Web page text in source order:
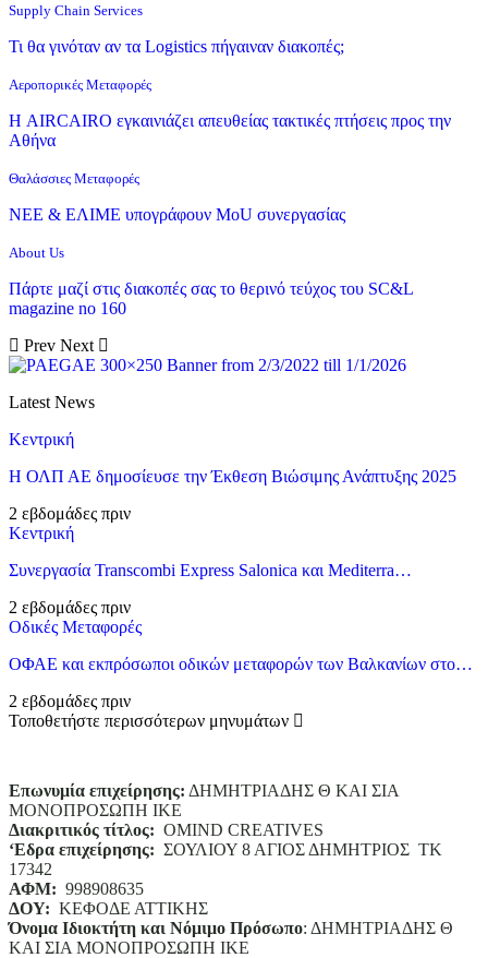
Supply Chain Services
Τι θα γινόταν αν τα Logistics πήγαιναν διακοπές;
Αεροπορικές Μεταφορές
Η AIRCAIRO εγκαινιάζει απευθείας τακτικές πτήσεις προς την
Αθήνα
Θαλάσσιες Μεταφορές
ΝΕΕ & ΕΛΙΜΕ υπογράφουν MoU συνεργασίας
About Us
Πάρτε μαζί στις διακοπές σας το θερινό τεύχος του SC&L
magazine no 160
Prev Next
Latest News
Κεντρική
Η ΟΛΠ ΑΕ δημοσίευσε την Έκθεση Βιώσιμης Ανάπτυξης 2025
2 εβδομάδες πριν
Κεντρική
Συνεργασία Transcombi Express Salonica και Mediterra…
2 εβδομάδες πριν
Οδικές Μεταφορές
ΟΦΑΕ και εκπρόσωποι οδικών μεταφορών των Βαλκανίων στο…
2 εβδομάδες πριν
Τοποθετήστε περισσότερων μηνυμάτων
Επωνυμία επιχείρησης: ΔΗΜΗΤΡΙΑΔΗΣ Θ ΚΑΙ ΣΙΑ
ΜΟΝΟΠΡΟΣΩΠΗ ΙΚΕ
Διακριτικός τίτλος: ΟΜΙΝD CREATIVES
‘Eδρα επιχείρησης: ΣΟΥΛΙΟΥ 8 ΑΓΙΟΣ ΔΗΜΗΤΡΙΟΣ ΤΚ
17342
ΑΦΜ: 998908635
ΔΟΥ: ΚΕΦΟΔΕ ΑΤΤΙΚΗΣ
Όνομα Ιδιοκτήτη και Νόμιμο Πρόσωπο: ΔΗΜΗΤΡΙΑΔΗΣ Θ
ΚΑΙ ΣΙΑ ΜΟΝΟΠΡΟΣΩΠΗ ΙΚΕ